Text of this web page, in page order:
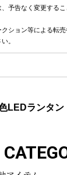
予告なく変更するこ
ション等による転
。
LEDランタン